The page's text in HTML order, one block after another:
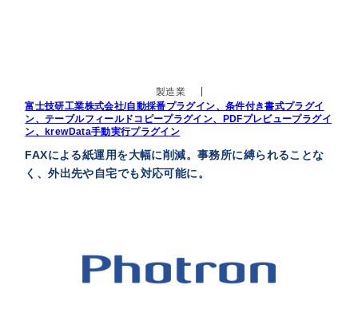
製造業
富士技研工業株式会社/自動採番プラグイン、条件付き書式プラグイ
ン、テーブルフィールドコピープラグイン、PDFプレビュープラグイ
ン、krewData手動実行プラグイン
FAXによる紙運用を大幅に削減。事務所に縛られることな
く、外出先や自宅でも対応可能に。